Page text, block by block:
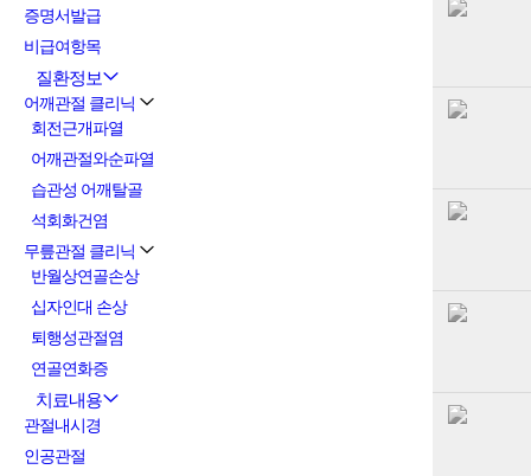
증명서발급
비급여항목
질환정보
어깨관절 클리닉
회전근개파열
어깨관절와순파열
습관성 어깨탈골
석회화건염
무릎관절 클리닉
반월상연골손상
십자인대 손상
퇴행성관절염
연골연화증
치료내용
관절내시경
인공관절